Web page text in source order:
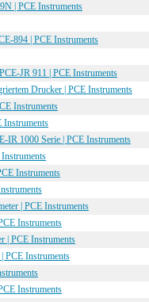
| PCE Instruments
894 | PCE Instruments
JR 911 | PCE Instruments
Drucker | PCE Instruments
Instruments
Instruments
IR 1000 Serie | PCE Instruments
Instruments
| PCE Instruments
Instruments
| PCE Instruments
PCE Instruments
Instruments